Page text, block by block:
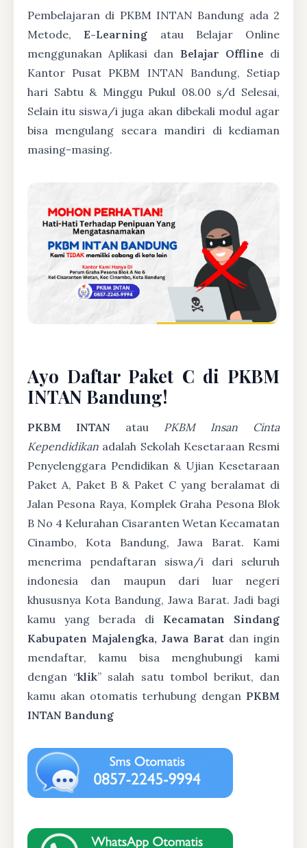
Pembelajaran di PKBM INTAN Bandung ada 2
Metode,E-Learning atau Belajar Online
menggunakan Aplikasi dan Belajar Offline di
Kantor Pusat PKBM INTAN Bandung, Setiap
hari Sabtu & Minggu Pukul 08.00 s/d Selesai,
Selain itu siswa/i juga akan dibekali modul agar
bisa mengulang secara mandiri di kediaman
masing-masing.
Ayo Daftar Paket C di PKBM
INTAN Bandung!
PKBM INTAN atau PKBM Insan Cinta
Kependidikan adalah Sekolah Kesetaraan Resmi
Penyelenggara Pendidikan & Ujian Kesetaraan
Paket A, Paket B & Paket C yang beralamat di
Jalan Pesona Raya, Komplek Graha Pesona Blok
B No 4 Kelurahan Cisaranten Wetan Kecamatan
Cinambo, Kota Bandung, Jawa Barat. Kami
menerima pendaftaran siswa/i dari seluruh
indonesia dan maupun dari luar negeri
khususnya Kota Bandung, Jawa Barat. Jadi bagi
kamu yang berada di Kecamatan Sindang
Kabupaten Majalengka, Jawa Barat dan ingin
mendaftar, kamu bisa menghubungi kami
dengan “klik” salah satu tombol berikut, dan
kamu akan otomatis terhubung dengan PKBM
INTAN Bandung